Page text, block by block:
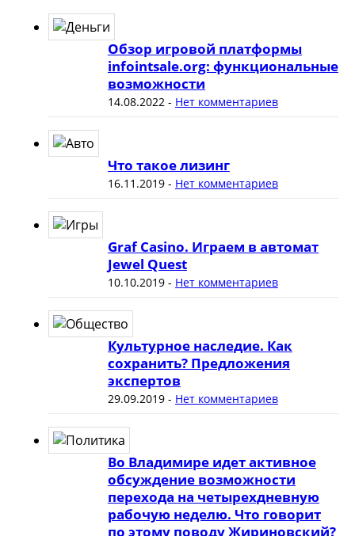
Обзор игровой платформы
infointsale.org: функциональные
возможности
14.08.2022- Нет комментариев
Что такое лизинг
16.11.2019- Нет комментариев
Graf Casino. Играем в автомат
Jewel Quest
10.10.2019- Нет комментариев
Культурное наследие. Как
сохранить? Предложения
экспертов
29.09.2019- Нет комментариев
Во Владимире идет активное
обсуждение возможности
перехода на четырехдневную
рабочую неделю. Что говорит
по этому поводу Жириновский?